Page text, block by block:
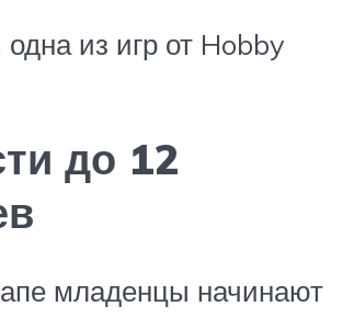
одна из игр от Hobby
до 12
младенцы начинают